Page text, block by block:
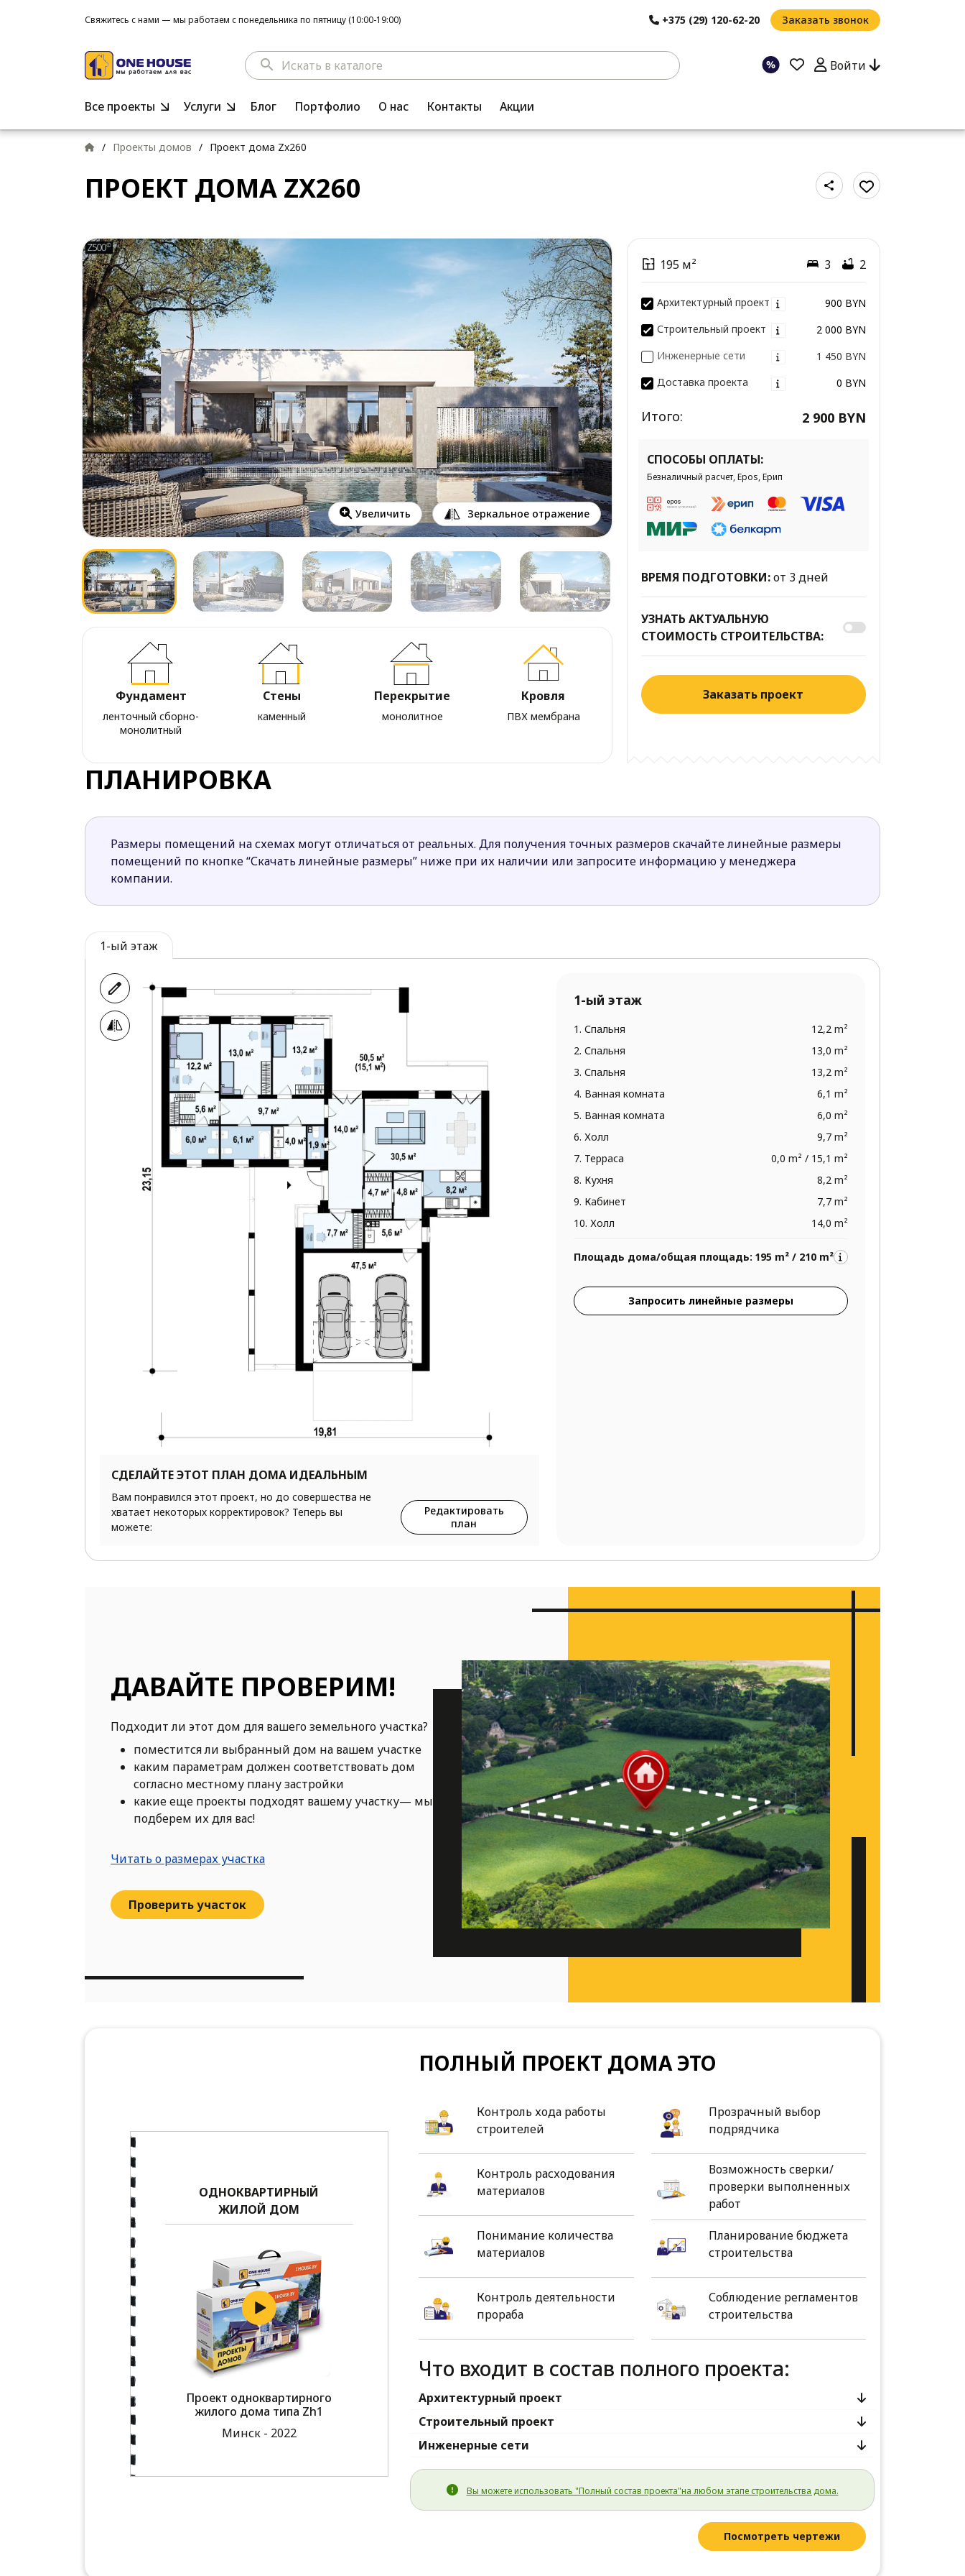
Свяжитесь с нами — мы работаем с понедельника по пятницу (10:00-19:00) +375 (29) 120-62-20 Заказать звонок
search Войти
Все проекты Услуги Блог Портфолио О нас Контакты Акции
/ Проекты домов / Проект дома Zx260
ПРОЕКТ ДОМА ZX260
Увеличить Зеркальное отражение
Фундамент
ленточный сборно-
монолитный
Стены
каменный
Перекрытие
монолитное
Кровля
ПВХ мембрана
195 м² 3 2
Архитектурный проект
900 BYN
Строительный проект
2 000 BYN
Инженерные сети
1 450 BYN
Доставка проекта
0 BYN
Итого: 2 900 BYN
СПОСОБЫ ОПЛАТЫ:
Безналичный расчет, Epos, Ерип
ВРЕМЯ ПОДГОТОВКИ:от 3 дней
УЗНАТЬ АКТУАЛЬНУЮ
СТОИМОСТЬ СТРОИТЕЛЬСТВА:
Заказать проект
ПЛАНИРОВКА
Размеры помещений на схемах могут отличаться от реальных. Для получения точных размеров скачайте линейные размеры
помещений по кнопке “Скачать линейные размеры” ниже при их наличии или запросите информацию у менеджера
компании.
1-ый этаж
СДЕЛАЙТЕ ЭТОТ ПЛАН ДОМА ИДЕАЛЬНЫМ
Вам понравился этот проект, но до совершества не
хватает некоторых корректировок? Теперь вы
можете:
Редактировать
план
1-ый этаж
1. Спальня
12,2 m²
2. Спальня
13,0 m²
3. Спальня
13,2 m²
4. Ванная комната
6,1 m²
5. Ванная комната
6,0 m²
6. Холл
9,7 m²
7. Терраса
0,0 m² / 15,1 m²
8. Кухня
8,2 m²
9. Кабинет
7,7 m²
10. Холл
14,0 m²
Площадь дома/общая площадь: 195 m² / 210 m²
Запросить линейные размеры
ДАВАЙТЕ ПРОВЕРИМ!
Подходит ли этот дом для вашего земельного участка?
поместится ли выбранный дом на вашем участке
каким параметрам должен соответствовать дом
согласно местному плану застройки
какие еще проекты подходят вашему участку— мы
подберем их для вас!
Читать о размерах участка
Проверить участок
ОДНОКВАРТИРНЫЙ
ЖИЛОЙ ДОМ
Проект одноквартирного
жилого дома типа Zh1
Минск - 2022
ПОЛНЫЙ ПРОЕКТ ДОМА ЭТО
Контроль хода работы
строителей
Прозрачный выбор
подрядчика
Контроль расходования
материалов
Возможность сверки/
проверки выполненных
работ
Понимание количества
материалов
Планирование бюджета
строительства
Контроль деятельности
прораба
Соблюдение регламентов
строительства
Что входит в состав полного проекта:
Архитектурный проект
Строительный проект
Инженерные сети
Вы можете использовать "Полный состав проекта"на любом этапе строительства дома.
Посмотреть чертежи